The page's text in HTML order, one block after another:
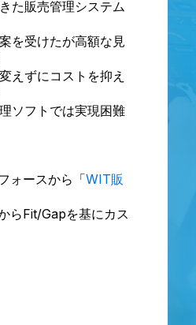
た販売管理システム
を受けたが高額な見
えずにコストを抑え
ソフトでは実現困難
ォースから「WIT販
らFit/Gapを基にカス